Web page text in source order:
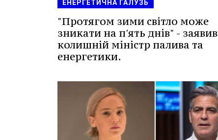
ЕНЕРГЕТИЧНА ГАЛУЗЬ
"Протягом зими світло може
зникати на п'ять днів" - заявив
колишній міністр палива та
енергетики.